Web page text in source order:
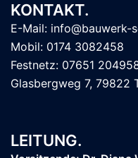
KONTAKT.
E-Mail: info@bauwerk-
Mobil: 0174 3082458
Festnetz: 07651
Glasbergweg 7, 79822
LEITUNG.